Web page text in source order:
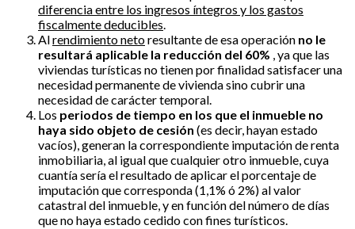
diferencia entre los ingresos íntegros y los gastos
fiscalmente deducibles.
Alrendimiento netoresultante de esa operación no le
resultará aplicable la reducción del 60% , ya que las
viviendas turísticas no tienen por finalidad satisfacer una
necesidad permanente de vivienda sino cubrir una
necesidad de carácter temporal.
Los periodos de tiempo en los que el inmueble no
haya sido objeto de cesión (es decir, hayan estado
vacíos), generan la correspondiente imputación de renta
inmobiliaria, al igual que cualquier otro inmueble, cuya
cuantía sería el resultado de aplicar el porcentaje de
imputación que corresponda (1,1% ó 2%) al valor
catastral del inmueble, y en función del número de días
que no haya estado cedido con fines turísticos.